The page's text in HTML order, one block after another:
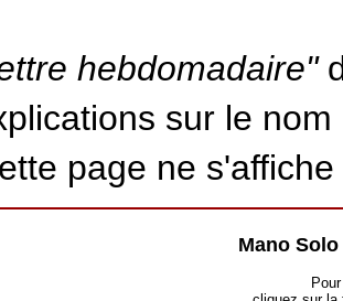
hebdomadaire"
sur le
page ne
Mano